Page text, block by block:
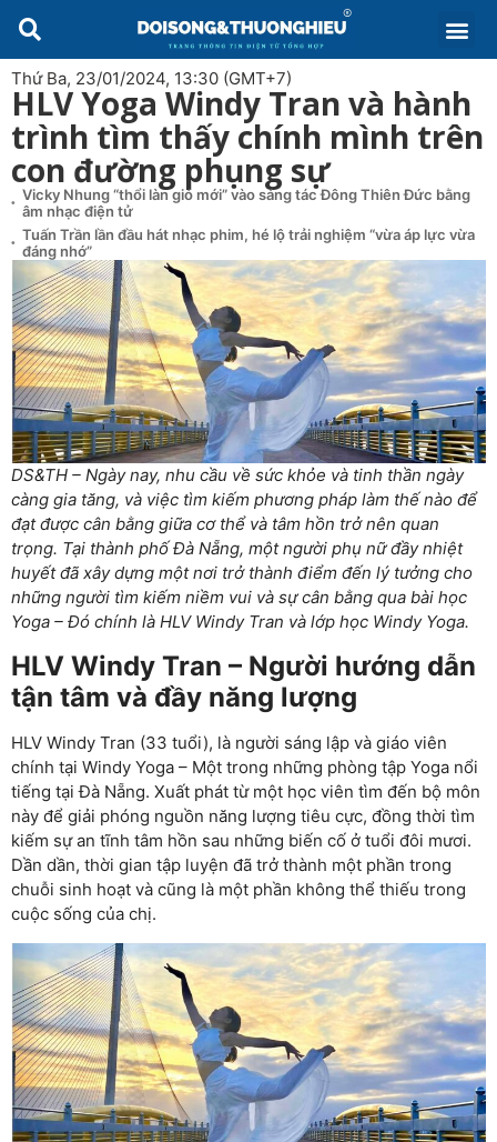
Thứ Ba, 23/01/2024, 13:30 (GMT+7)
HLV Yoga Windy Tran và hành
trình tìm thấy chính mình trên
con đường phụng sự
Vicky Nhung “thổi làn gió mới” vào sáng tác Đông Thiên Đức bằng
âm nhạc điện tử
Tuấn Trần lần đầu hát nhạc phim, hé lộ trải nghiệm “vừa áp lực vừa
đáng nhớ”
DS&TH – Ngày nay, nhu cầu về sức khỏe và tinh thần ngày
càng gia tăng, và việc tìm kiếm phương pháp làm thế nào để
đạt được cân bằng giữa cơ thể và tâm hồn trở nên quan
trọng. Tại thành phố Đà Nẵng, một người phụ nữ đầy nhiệt
huyết đã xây dựng một nơi trở thành điểm đến lý tưởng cho
những người tìm kiếm niềm vui và sự cân bằng qua bài học
Yoga – Đó chính là HLV Windy Tran và lớp học Windy Yoga.
HLV Windy Tran – Người hướng dẫn
tận tâm và đầy năng lượng
HLV Windy Tran (33 tuổi), là người sáng lập và giáo viên
chính tại Windy Yoga – Một trong những phòng tập Yoga nổi
tiếng tại Đà Nẵng. Xuất phát từ một học viên tìm đến bộ môn
này để giải phóng nguồn năng lượng tiêu cực, đồng thời tìm
kiếm sự an tĩnh tâm hồn sau những biến cố ở tuổi đôi mươi.
Dần dần, thời gian tập luyện đã trở thành một phần trong
chuỗi sinh hoạt và cũng là một phần không thể thiếu trong
cuộc sống của chị.